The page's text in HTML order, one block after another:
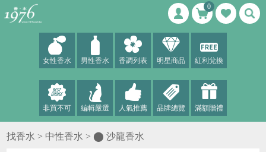
0
女性香水 男性香水 香調列表 明星商品 紅利兌換
非買不可 編輯嚴選 人氣推薦 品牌總覽 滿額贈禮
找香水 > 中性香水 > ⬤ 沙龍香水